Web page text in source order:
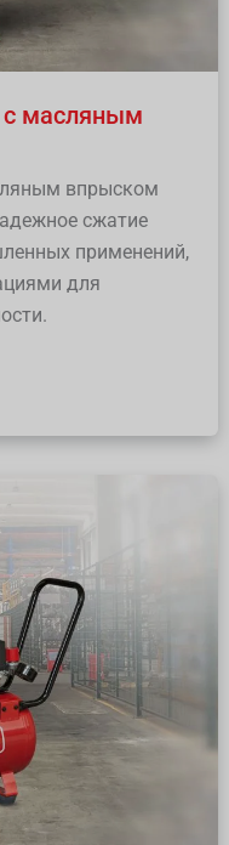
с масляным
впрыском
сжатие
применений,
для